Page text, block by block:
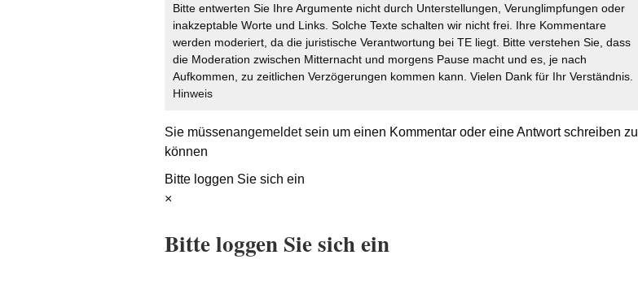
Bitte entwerten Sie Ihre Argumente nicht durch Unterstellungen, Verunglimpfungen oder
inakzeptable Worte und Links. Solche Texte schalten wir nicht frei. Ihre Kommentare
werden moderiert, da die juristische Verantwortung bei TE liegt. Bitte verstehen Sie, dass
die Moderation zwischen Mitternacht und morgens Pause macht und es, je nach
Aufkommen, zu zeitlichen Verzögerungen kommen kann. Vielen Dank für Ihr Verständnis.
Hinweis
Sie müssenangemeldetsein um einen Kommentar oder eine Antwort schreiben zu
können
Bitte loggen Sie sich ein
×
Bitte loggen Sie sich ein